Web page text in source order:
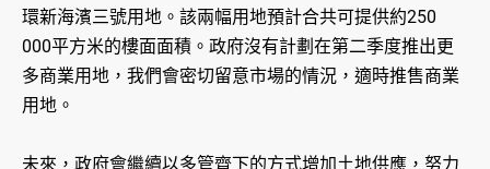
環新海濱三號用地。該兩幅用地預計合共可提供約250
000平方米的樓面面積。政府沒有計劃在第二季度推出更
多商業用地，我們會密切留意市場的情況，適時推售商業
用地。
未來，政府會繼續以多管齊下的方式增加土地供應，努力